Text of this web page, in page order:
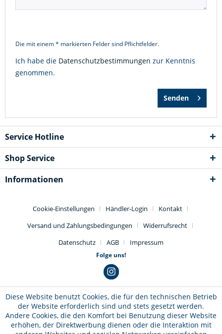
Die mit einem * markierten Felder sind Pflichtfelder.
Ich habe die Datenschutzbestimmungen zur Kenntnis
genommen.
Senden
Service Hotline
Shop Service
Informationen
Cookie-Einstellungen Händler-Login
Kontakt
Versand und Zahlungsbedingungen
Widerrufsrecht
Datenschutz
AGB Impressum
Folge uns!
Diese Website benutzt Cookies, die für den technischen Betrieb
der Website erforderlich sind und stets gesetzt werden.
Andere Cookies, die den Komfort bei Benutzung dieser Website
erhöhen, der Direktwerbung dienen oder die Interaktion mit